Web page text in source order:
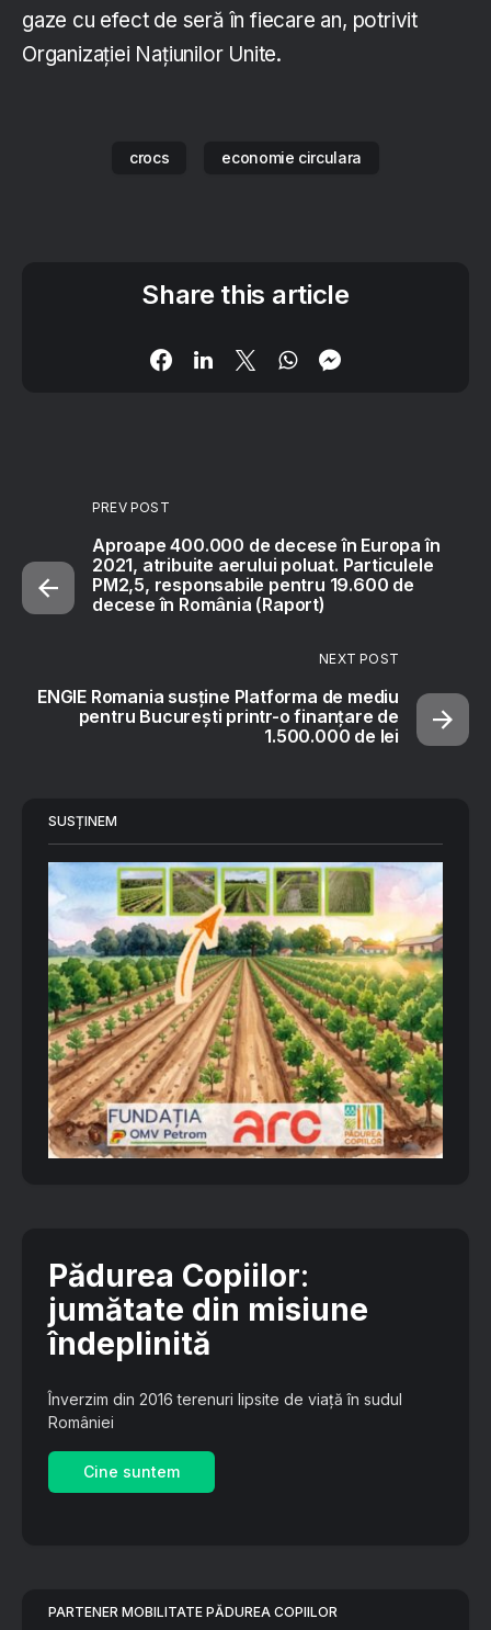
gaze cu efect de seră în fiecare an, potrivit
Organizației Națiunilor Unite.
crocs economie circulara
Share this article
PREV POST
Aproape 400.000 de decese în Europa în
2021, atribuite aerului poluat. Particulele
PM2,5, responsabile pentru 19.600 de
decese în România (Raport)
NEXT POST
ENGIE Romania susține Platforma de mediu
pentru București printr-o finanțare de
1.500.000 de lei
SUSȚINEM
Pădurea Copiilor:
jumătate din misiune
îndeplinită
Înverzim din 2016 terenuri lipsite de viață în sudul
României
Cine suntem
PARTENER MOBILITATE PĂDUREA COPIILOR